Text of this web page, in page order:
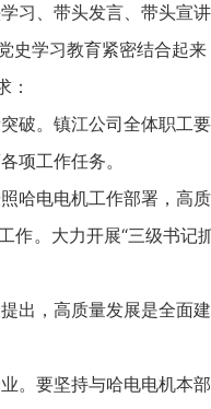
习、带头发言、带头宣
史学习教育紧密结合起
：
破。镇江公司全体职工
项工作任务。
哈电电机工作部署，高
作。大力开展“三级书
出，高质量发展是全面
。要坚持与哈电电机本